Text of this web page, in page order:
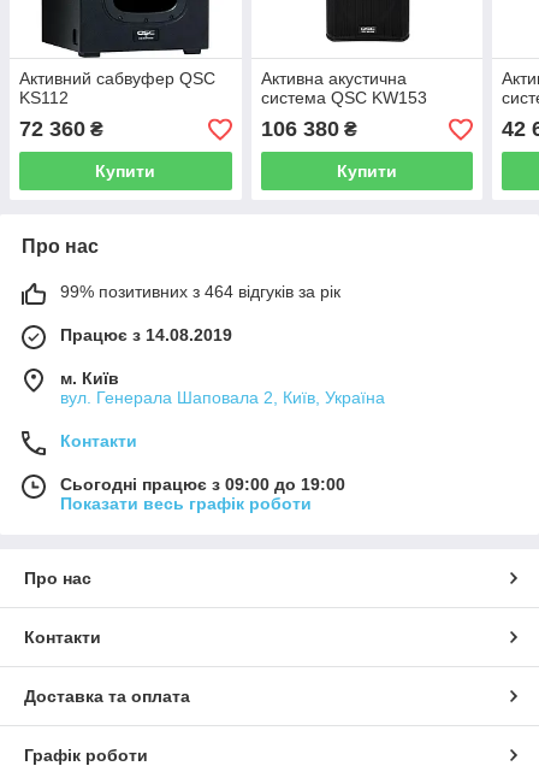
Активний сабвуфер QSC
KS112
72 360 ₴
Купити
Активна акустична
система QSC KW153
106 380₴
Купити
42
Про нас
99% позитивних з 464 відгуків за рік
Працює з 14.08.2019
м. Київ
вул. Генерала Шаповала 2, Київ, Україна
Контакти
Сьогодні працює з 09:00 до 19:00
Показати весь графік роботи
Про нас
Контакти
Доставка та оплата
Графік роботи